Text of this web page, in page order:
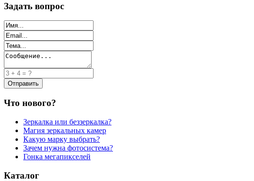
Задать вопрос
Что нового?
Зеркалка или беззеркалка?
Магия зеркальных камер
Какую марку выбрать?
Зачем нужна фотосистема?
Гонка мегапикселей
Каталог